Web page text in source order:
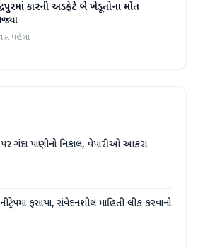
કારની અડફેટે બે ખેડૂતોના મોત
પહેલા
પર ગંદા પાણીનો નિકાલ, વેપારીઓ આકરા
ફસાયા, સંવેદનશીલ માહિતી લીક કરવાનો